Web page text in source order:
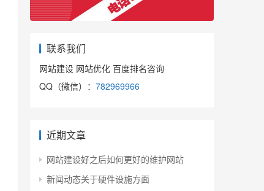
联系我们
网站建设 网站优化 百度排名咨询
QQ（微信）： 782969966
近期文章
网站建设好之后如何更好的维护网站
新闻动态关于硬件设施方面